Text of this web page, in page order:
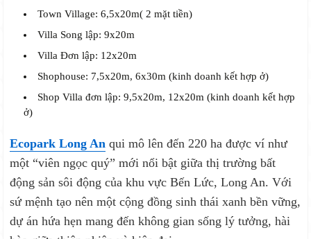
Town Village: 6,5x20m( 2 mặt tiền)
Villa Song lập: 9x20m
Villa Đơn lập: 12x20m
Shophouse: 7,5x20m, 6x30m (kinh doanh kết hợp ở)
Shop Villa đơn lập: 9,5x20m, 12x20m (kinh doanh kết hợp
ở)
Ecopark Long An qui mô lên đến 220 ha được ví như
một “viên ngọc quý” mới nổi bật giữa thị trường bất
động sản sôi động của khu vực Bến Lức, Long An. Với
sứ mệnh tạo nên một cộng đồng sinh thái xanh bền vững,
dự án hứa hẹn mang đến không gian sống lý tưởng, hài